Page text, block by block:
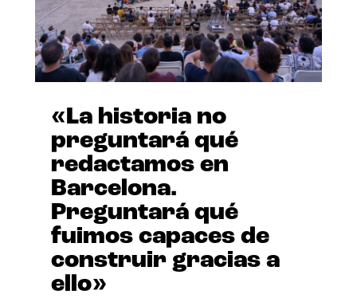
«La historia no
preguntará qué
redactamos en
Barcelona.
Preguntará qué
fuimos capaces de
construir gracias a
ello»